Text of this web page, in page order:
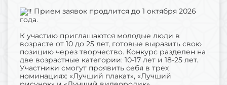
Прием заявок продлится до 1 октября 2026
года.
К участию приглашаются молодые люди в
возрасте от 10 до 25 лет, готовые выразить свою
позицию через творчество. Конкурс разделен на
две возрастные категории: 10-17 лет и 18-25 лет.
Участники смогут проявить себя в трех
номинациях: «Лучший плакат», «Лучший